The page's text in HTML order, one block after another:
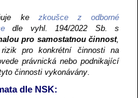
ke zkoušce z odborné
dle vyhl. 194/2022 Sb. s
pro samostatnou činnost,
pro konkrétní činnosti na
právnická nebo podnikající
činnosti vykonávány.
dle NSK: